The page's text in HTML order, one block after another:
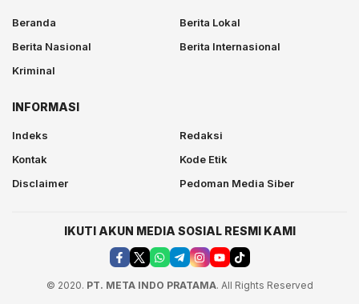
Beranda
Berita Lokal
Berita Nasional
Berita Internasional
Kriminal
INFORMASI
Indeks
Redaksi
Kontak
Kode Etik
Disclaimer
Pedoman Media Siber
IKUTI AKUN MEDIA SOSIAL RESMI KAMI
© 2020. PT. META INDO PRATAMA. All Rights Reserved